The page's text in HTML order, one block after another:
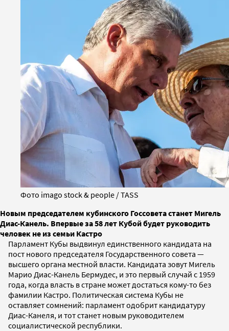
Фото imago stock & people / TASS
Новым председателем кубинского Госсовета станет Мигель
Диас-Канель. Впервые за 58 лет Кубой будет руководить
человек не из семьи Кастро
Парламент Кубы выдвинул единственного кандидата на
пост нового председателя Государственного совета —
высшего органа местной власти. Кандидата зовут Мигель
Марио Диас-Канель Бермудес, и это первый случай с 1959
года, когда власть в стране может достаться кому-то без
фамилии Кастро. Политическая система Кубы не
оставляет сомнений: парламент одобрит кандидатуру
Диас-Канеля, и тот станет новым руководителем
социалистической республики.